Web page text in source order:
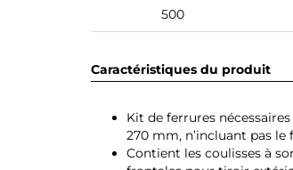
500
Caractéristiques du produit
Kit de ferrures
270 mm, n’incluant pas le
Contient les coulisses à